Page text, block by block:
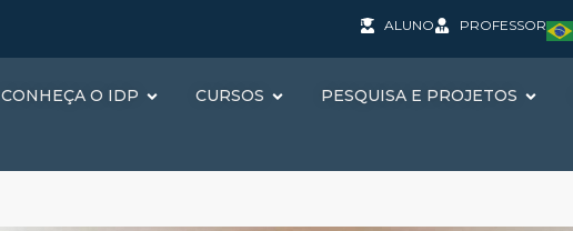
ALUNO PROFESSOR
CONHEÇA O IDP CURSOS PESQUISA E PROJETOS